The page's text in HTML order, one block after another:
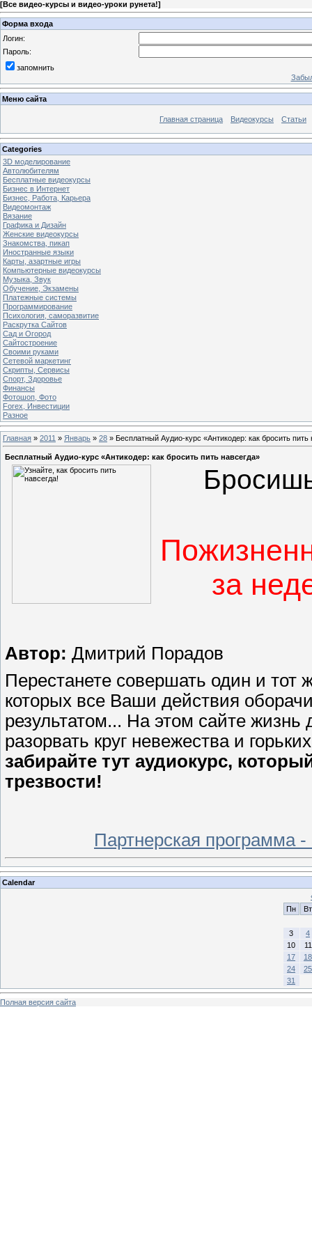
[Все видео-курсы и видео-уроки рунета!]
Форма входа
Логин:
Пароль:
запомнить
Меню сайта
Главная страница Видеокурсы Статьи
Categories
3D моделирование
Автолюбителям
Бесплатные видеокурсы
Бизнес в Интернет
Бизнес, Работа, Карьера
Видеомонтаж
Вязание
Графика и Дизайн
Женские видеокурсы
Знакомства, пикап
Иностранные языки
Карты, азартные игры
Компьютерные видеокурсы
Музыка, Звук
Обучение, Экзамены
Платежные системы
Программирование
Психология, саморазвитие
Раскрутка Сайтов
Cад и Огород
Сайтостроение
Своими руками
Сетевой маркетинг
Скрипты, Сервисы
Спорт, Здоровье
Финансы
Фотошоп, Фото
Forex, Инвестиции
Разное
Главная » 2011 » Январь » 28 » Бесплатный Аудио-курс «Антикодер: как бросить пить
Бесплатный Аудио-курс «Антикодер: как бросить пить навсегда»
за
Автор: Дмитрий Порадов
Перестанете совершать один и
которых все Ваши действия
результатом... На этом сайте
разорвать круг невежества и
забирайте тут аудиокурс,
трезвости!
Партнерская программа
Calendar
Пн
Вт
3
4
10
11
17
18
24
25
31
Полная версия сайта